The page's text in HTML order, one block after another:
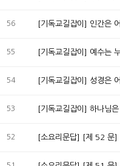
56 [기독교길잡이] 인간은
55 [기독교길잡이] 예수는
54 [기독교길잡이] 성경은
53 [기독교길잡이
52